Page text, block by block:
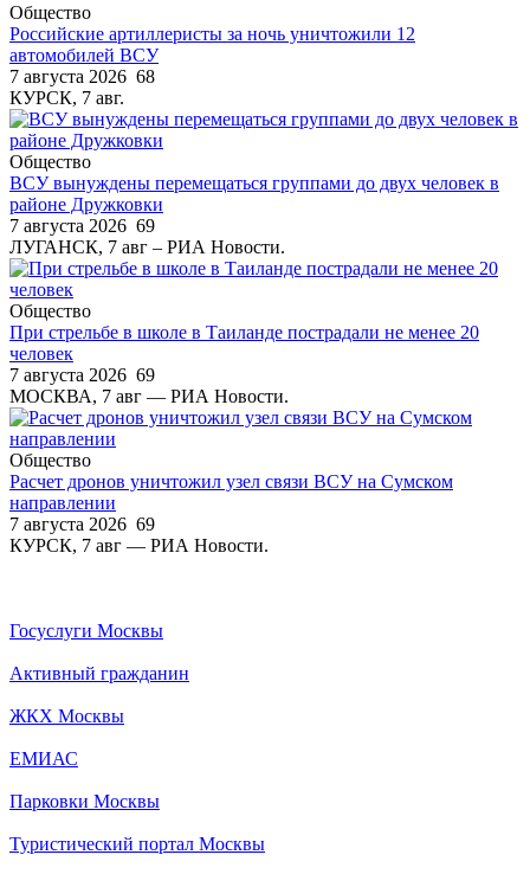
Общество
Российские артиллеристы за ночь уничтожили 12
автомобилей ВСУ
7 августа 2026 68
КУРСК, 7 авг.
Общество
ВСУ вынуждены перемещаться группами до двух человек в
районе Дружковки
7 августа 2026 69
ЛУГАНСК, 7 авг – РИА Новости.
Общество
При стрельбе в школе в Таиланде пострадали не менее 20
человек
7 августа 2026 69
МОСКВА, 7 авг — РИА Новости.
Общество
Расчет дронов уничтожил узел связи ВСУ на Сумском
направлении
7 августа 2026 69
КУРСК, 7 авг — РИА Новости.
Госуслуги Москвы
Активный гражданин
ЖКХ Москвы
ЕМИАС
Парковки Москвы
Туристический портал Москвы